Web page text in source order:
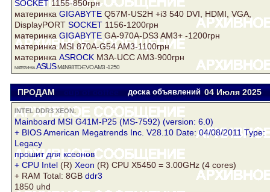
SOCKET 1155-850грн
материнка GIGABYTE Q57M-US2H +i3 540 DVI, HDMI, VGA,
DisplayPORT SOCKET 1156-1200грн
материнка GIGABYTE GA-970A-DS3 AM3+ -1200грн
материнка MSI 870A-G54 AM3-1100грн
материнка ASROCK M3A-UCC AM3-900грн
материнкаASUSM4N98TD-EVO AM3 -1250
ПРОДАМ cup of coffee доска объявлений 04 Июля 2025
INTEL DDR3 XEON.
Mainboard MSI G41M-P25 (MS-7592) (version: 6.0)
+ BIOS American Megatrends Inc. V28.10 Date: 04/08/2011 Type:
Legacy
прошит для ксеонов
+ CPU Intel (R) Xeon (R) CPU X5450 = 3.00GHz (4 cores)
+ RAM Total: 8GB ddr3
1850 uhd